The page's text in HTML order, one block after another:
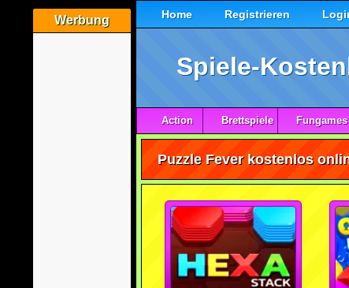
Werbung Home Registrieren
Spiele-
Action Brettspiele Fungames
Puzzle Fever kostenlos